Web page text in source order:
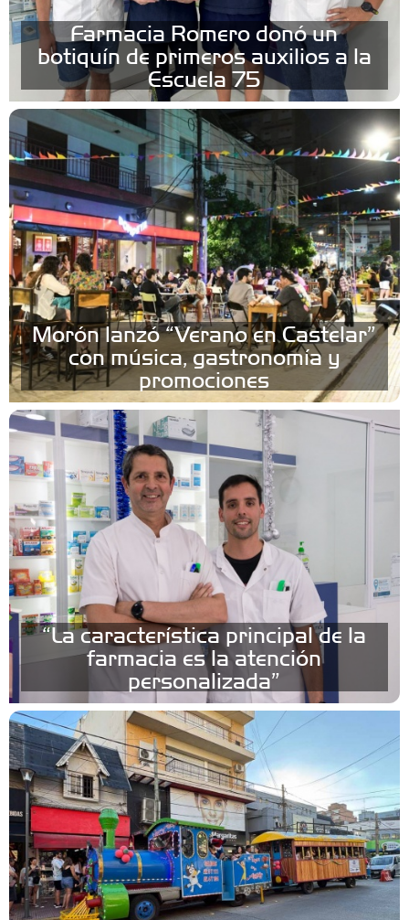
Farmacia Romero donó un
botiquín de primeros auxilios a la
Escuela 75
Morón lanzó “Verano en Castelar”
con música, gastronomía y
promociones
“La característica principal de la
farmacia es la atención
personalizada”